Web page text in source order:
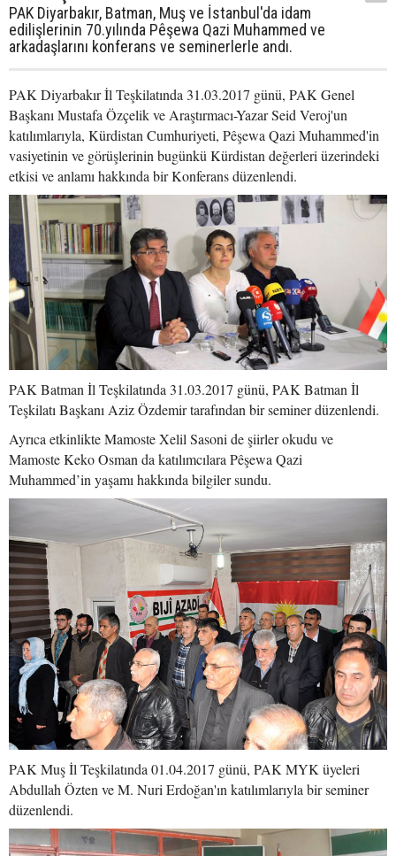
PAK Diyarbakır, Batman, Muş ve İstanbul'da idam
edilişlerinin 70.yılında Pêşewa Qazi Muhammed ve
arkadaşlarını konferans ve seminerlerle andı.
PAK Diyarbakır İl Teşkilatında 31.03.2017 günü, PAK Genel
Başkanı Mustafa Özçelik ve Araştırmacı-Yazar Seid Veroj'un
katılımlarıyla, Kürdistan Cumhuriyeti, Pêşewa Qazi Muhammed'in
vasiyetinin ve görüşlerinin bugünkü Kürdistan değerleri üzerindeki
etkisi ve anlamı hakkında bir Konferans düzenlendi.
PAK Batman İl Teşkilatında 31.03.2017 günü, PAK Batman İl
Teşkilatı Başkanı Aziz Özdemir tarafından bir seminer düzenlendi.
Ayrıca etkinlikte Mamoste Xelil Sasoni de şiirler okudu ve
Mamoste Keko Osman da katılımcılara Pêşewa Qazi
Muhammed’in yaşamı hakkında bilgiler sundu.
PAK Muş İl Teşkilatında 01.04.2017 günü, PAK MYK üyeleri
Abdullah Özten ve M. Nuri Erdoğan'ın katılımlarıyla bir seminer
düzenlendi.